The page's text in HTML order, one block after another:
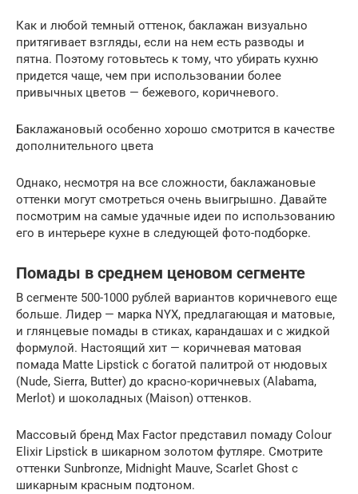
Как и любой темный оттенок, баклажан визуально
притягивает взгляды, если на нем есть разводы и
пятна. Поэтому готовьтесь к тому, что убирать кухню
придется чаще, чем при использовании более
привычных цветов — бежевого, коричневого.
Баклажановый особенно хорошо смотрится в качестве
дополнительного цвета
Однако, несмотря на все сложности, баклажановые
оттенки могут смотреться очень выигрышно. Давайте
посмотрим на самые удачные идеи по использованию
его в интерьере кухне в следующей фото-подборке.
Помады в среднем ценовом сегменте
В сегменте 500-1000 рублей вариантов коричневого еще
больше. Лидер — марка NYX, предлагающая и матовые,
и глянцевые помады в стиках, карандашах и с жидкой
формулой. Настоящий хит — коричневая матовая
помада Matte Lipstick с богатой палитрой от нюдовых
(Nude, Sierra, Butter) до красно-коричневых (Alabama,
Merlot) и шоколадных (Maison) оттенков.
Массовый бренд Max Factor представил помаду Colour
Elixir Lipstick в шикарном золотом футляре. Смотрите
оттенки Sunbronze, Midnight Mauve, Scarlet Ghost с
шикарным красным подтоном.